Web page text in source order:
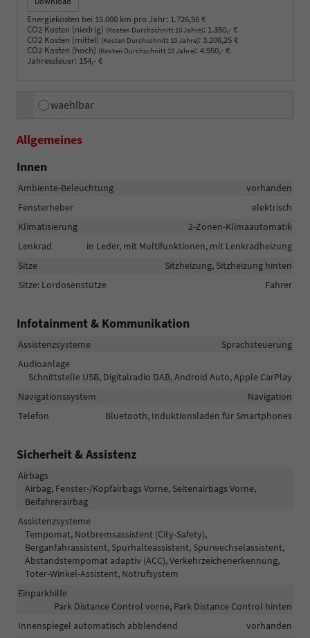
Energiekosten bei 15.000 km pro Jahr: 1.726,56 €
CO2 Kosten (niedrig) (Kosten Durchschnitt 10 Jahre): 1.350,- €
CO2 Kosten (mittel) (Kosten Durchschnitt 10 Jahre): 3.206,25 €
CO2 Kosten (hoch) (Kosten Durchschnitt 10 Jahre): 4.950,- €
Jahressteuer: 154,- €
waehlbar
Allgemeines
Innen
Ambiente-Beleuchtung
vorhanden
Fensterheber
elektrisch
Klimatisierung
2-Zonen-Klimaautomatik
Lenkrad
in Leder, mit Multifunktionen, mit Lenkradheizung
Sitze
Sitzheizung, Sitzheizung hinten
Sitze: Lordosenstütze
Fahrer
Infotainment & Kommunikation
Assistenzsysteme
Sprachsteuerung
Audioanlage
Schnittstelle USB, Digitalradio DAB, Android Auto, Apple CarPlay
Navigationssystem
Navigation
Telefon
Bluetooth, Induktionsladen für Smartphones
Sicherheit & Assistenz
Airbags
Airbag, Fenster-/Kopfairbags Vorne, Seitenairbags Vorne,
Beifahrerairbag
Assistenzsysteme
Tempomat, Notbremsassistent (City-Safety),
Berganfahrassistent, Spurhalteassistent, Spurwechselassistent,
Abstandstempomat adaptiv (ACC), Verkehrzeichenerkennung,
Toter-Winkel-Assistent, Notrufsystem
Einparkhilfe
Park Distance Control vorne, Park Distance Control hinten
Innenspiegel automatisch abblendend
vorhanden